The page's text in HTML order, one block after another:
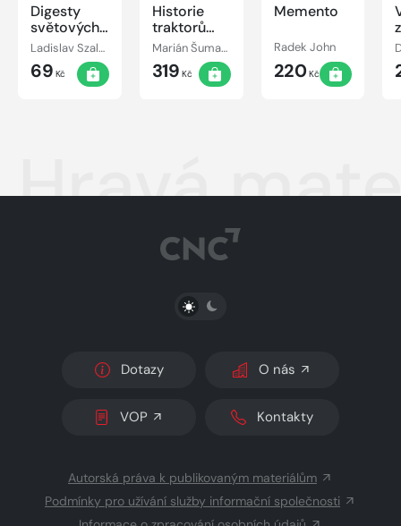
Digesty
světových
autorů
Ladislav Szalai, Romana Szalaiová
69 Kč
Historie
traktorů
Zetor
Marián Šuman-Hreblay
319 Kč
Memento
Radek John
220Kč
Hravá
PŘEPNOUT SVĚTLÝ/TMAVÝ REŽIM
Dotazy O nás
VOP Kontakty
Autorská práva k publikovaným materiálům
Podmínky pro užívání služby informační společnosti